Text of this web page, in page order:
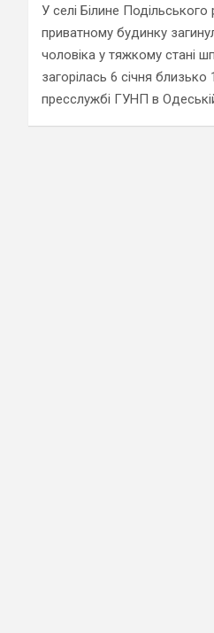
У селі Білине
приватному будинку
чоловіка у тяжкому стані
загорілась 6 січня
пресслужбі ГУНП в